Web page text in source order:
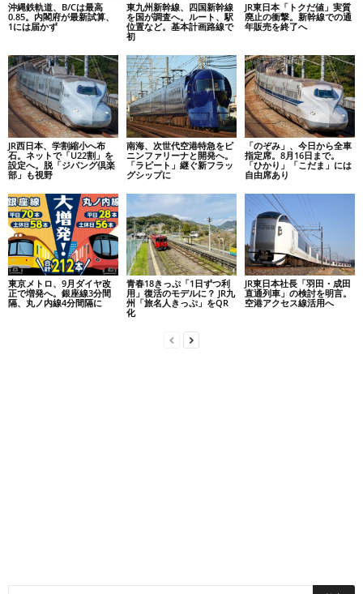
沖縄鉄軌道、B/Cは最高
0.85。内閣府が最新試算、
1には届かず
東九州新幹線、四国新幹線
を国が調査へ。ルート、駅
位置など。基本計画路線で
初
JR東日本「トクだ値」実質
廃止の衝撃。新幹線での通
年販売を終了へ
JR西日本、学割縮小へ布
石。ネットで「U22割」を
設定へ。脱「ジパング倶楽
部」も視野
南海、次世代空港特急をピ
ニンファリーナと開発へ。
「ラピート」継ぐ新フラッ
グシップに
「のぞみ」、今日から全車
指定席。8月16日まで。
「ひかり」「こだま」には
自由席あり
東京メトロ、9月ダイヤ改
正で増発へ。銀座線3分間
隔、丸ノ内線4分間隔に
青春18きっぷ「1日ずつ利
用」復活のモデルに？ JR九
州「旅名人きっぷ」をQR
化
JR東日本社長「羽田・成田
直通列車」の検討を明言。
空港アクセス線活用へ